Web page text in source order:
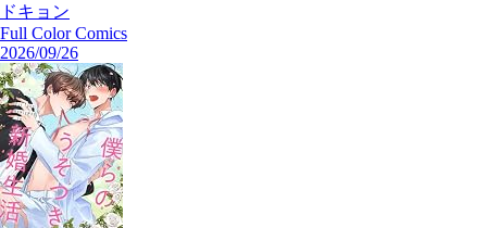
ドキョン
Full Color Comics
2026/09/26